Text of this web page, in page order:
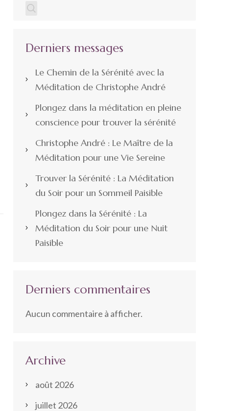
Derniers messages
Le Chemin de la Sérénité avec la
Méditation de Christophe André
Plongez dans la méditation en pleine
conscience pour trouver la sérénité
Christophe André : Le Maître de la
Méditation pour une Vie Sereine
Trouver la Sérénité : La Méditation
du Soir pour un Sommeil Paisible
Plongez dans la Sérénité : La
Méditation du Soir pour une Nuit
Paisible
Derniers commentaires
Aucun commentaire à afficher.
Archive
août 2026
juillet 2026